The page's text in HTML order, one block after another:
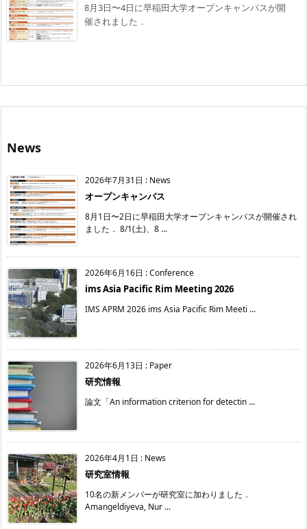
8月3日〜4日に早稲田大学オープンキャンパスが開
催されました．
News
2026年7月31日 : News
オープンキャンパス
8月1日〜2日に早稲田大学オープンキャンパスが開催され
ました． 8/1(土)、8 ...
2026年6月16日 :Conference
ims Asia Pacific Rim Meeting 2026
IMS APRM 2026 ims Asia Pacific Rim Meeti ...
2026年6月13日 : Paper
研究情報
論文「An information criterion for detectin ...
2026年4月1日 : News
研究室情報
10名の新メンバーが研究室に加わりました．
Amangeldiyeva, Nur ...